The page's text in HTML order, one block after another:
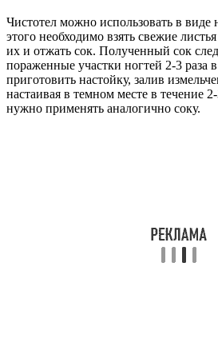
Чистотел можно использовать в виде
этого необходимо взять свежие
их и отжать сок. Полученный сок
пораженные участки ногтей 2-3 раза
приготовить настойку, залив
настаивая в темном месте в течение
нужно применять аналогично соку.